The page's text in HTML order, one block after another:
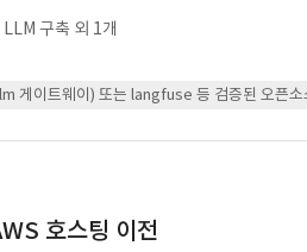
LLM 구축 외 1개
게이트웨이) 또는 langfuse 등 검증된 오픈소
호스팅 이전